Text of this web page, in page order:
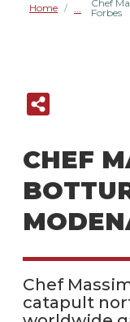
Home /
Chef
Forbes
CHEF
Chef
catapult